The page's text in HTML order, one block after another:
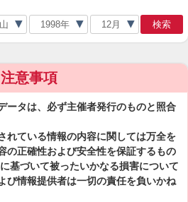
検索
注意事項
ータは、必ず主催者発行のものと照合
れている情報の内容に関しては万全を
の正確性および安全性を保証するもの
基づいて被ったいかなる損害について
び情報提供者は一切の責任を負いかね